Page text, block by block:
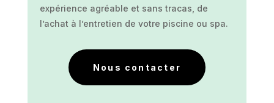
expérience agréable et sans tracas, de
l’achat à l’entretien de votre piscine ou spa.
Nous contacter